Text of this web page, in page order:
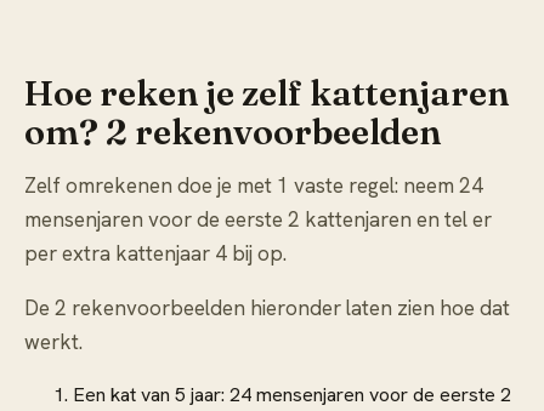
Hoe reken je zelf kattenjaren
om? 2 rekenvoorbeelden
Zelf omrekenen doe je met 1 vaste regel: neem 24
mensenjaren voor de eerste 2 kattenjaren en tel er
per extra kattenjaar 4 bij op.
De 2 rekenvoorbeelden hieronder laten zien hoe dat
werkt.
Een kat van 5 jaar: 24 mensenjaren voor de eerste 2